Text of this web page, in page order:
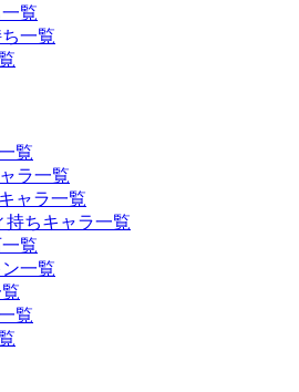
覧
一覧
覧
ラ一覧
ャラ一覧
持ちキャラ一覧
覧
一覧
覧